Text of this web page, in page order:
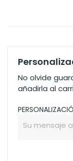
No olvide
añadirla al